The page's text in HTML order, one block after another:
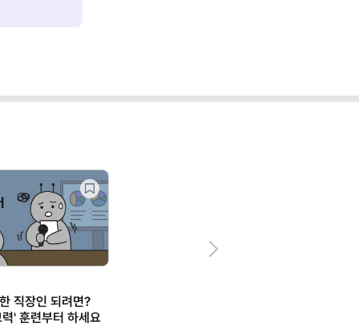
직장인 되려면?
' 훈련부터 하세요